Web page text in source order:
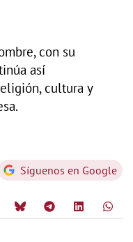
con su
así
cultura y
Síguenos en Google